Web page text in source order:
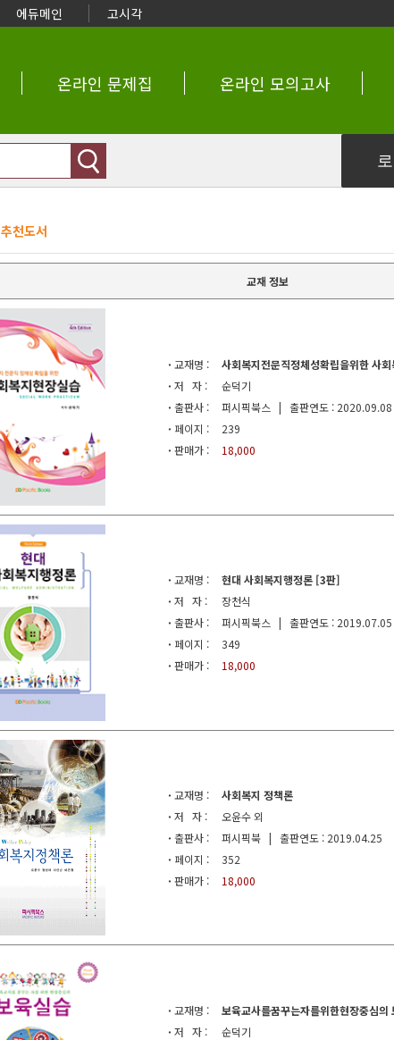
에듀메인 고시각
온라인 문제집 온라인 모의고사
추천도서
교재 정보
· 교재명 :
사회복지전문직정체성확립을위한 사
· 저 자 :
순덕기
· 출판사 :
퍼시픽북스 | 출판연도 : 2020.09.08
· 페이지 :
239
· 판매가 : 18,000
· 교재명 :
현대 사회복지행정론 [3판]
· 저 자 :
장천식
· 출판사 :
퍼시픽북스 | 출판연도 : 2019.07.05
· 페이지 :
349
· 판매가 : 18,000
· 교재명 :
사회복지 정책론
· 저 자 :
오윤수 외
· 출판사 :
퍼시픽북 | 출판연도 : 2019.04.25
· 페이지 :
352
· 판매가 : 18,000
· 교재명 :
보육교사를꿈꾸는자를위한현장중심
· 저 자 :
순덕기